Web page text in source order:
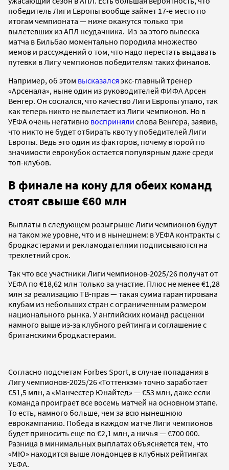
победитель Лиги Европы вообще займет 17-е место по
итогам чемпионата — ниже окажутся только три
вылетевших из АПЛ неудачника. Из-за этого вывеска
матча в Бильбао моментально породила множество
мемов и рассуждений о том, что надо перестать выдавать
путевки в Лигу чемпионов победителям таких финалов.
Например, об этом высказался экс-главный тренер
«Арсенала», ныне один из руководителей ФИФА Арсен
Венгер. Он сослался, что качество Лиги Европы упало, так
как теперь никто не вылетает из Лиги чемпионов. Но в
УЕФА очень негативно восприняли слова Венгера, заявив,
что никто не будет отбирать квоту у победителей Лиги
Европы. Ведь это один из факторов, почему второй по
значимости еврокубок остается популярным даже среди
топ-клубов.
В финале на кону для обеих команд
стоят свыше €60 млн
Выплаты в следующем розыгрыше Лиги чемпионов будут
на таком же уровне, что и в нынешнем: в УЕФА контракты с
бродкастерами и рекламодателями подписываются на
трехлетний срок.
Так что все участники Лиги чемпионов-2025/26 получат от
УЕФА по €18,62 млн только за участие. Плюс не менее €1,28
млн за реализацию ТВ-прав — такая сумма гарантирована
клубам из небольших стран с ограниченным размером
национального рынка. У английских команд расценки
намного выше из-за клубного рейтинга и соглашение с
британскими бродкастерами.
Согласно подсчетам Forbes Sport, в случае попадания в
Лигу чемпионов-2025/26 «Тоттенхэм» точно заработает
€51,5 млн, а «Манчестер Юнайтед» — €53 млн, даже если
команда проиграет все восемь матчей на основном этапе.
То есть, намного больше, чем за всю нынешнюю
еврокампанию. Победа в каждом матче Лиги чемпионов
будет приносить еще по €2,1 млн, а ничья — €700 000.
Разница в минимальных выплатах объясняется тем, что
«МЮ» находится выше лондонцев в клубных рейтингах
УЕФА.